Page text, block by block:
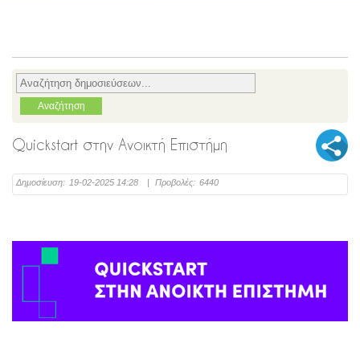
Quickstart στην Ανοικτή Επιστήμη
Δημοσίευση: 19-02-2025 14:28 | Προβολές: 6440